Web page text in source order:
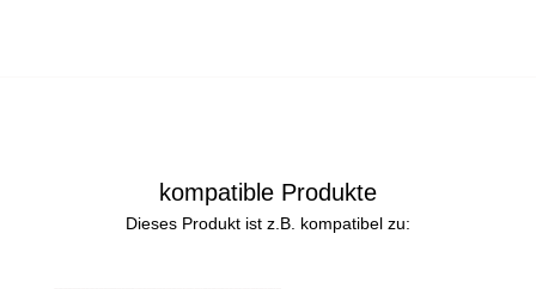
kompatible Produkte
Dieses Produkt ist z.B. kompatibel zu: